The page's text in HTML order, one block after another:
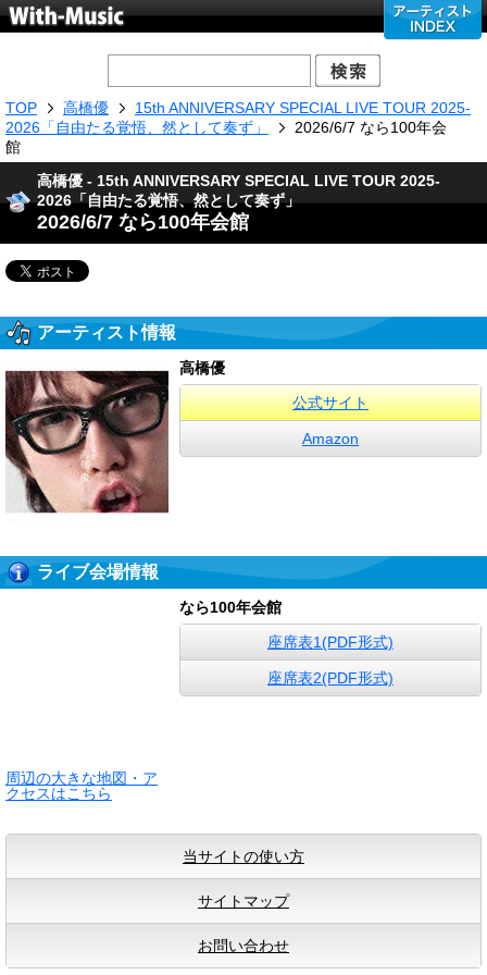
TOP 高橋優
15th ANNIVERSARY SPECIAL LIVE TOUR 2025-
2026「自由たる覚悟、然として奏ず」
2026/6/7 なら100年会
館
高橋優 - 15th ANNIVERSARY SPECIAL LIVE TOUR 2025-
2026「自由たる覚悟、然として奏ず」
2026/6/7 なら100年会館
アーティスト情報
高橋優
公式サイト
Amazon
ライブ会場情報
周辺の大きな地図・ア
クセスはこちら
なら100年会館
座席表1(PDF形式)
座席表2(PDF形式)
当サイトの使い方
サイトマップ
お問い合わせ